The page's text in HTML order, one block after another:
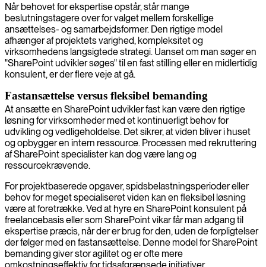
Når behovet for ekspertise opstår, står mange
beslutningstagere over for valget mellem forskellige
ansættelses- og samarbejdsformer. Den rigtige model
afhænger af projektets varighed, kompleksitet og
virksomhedens langsigtede strategi. Uanset om man søger en
"SharePoint udvikler søges" til en fast stilling eller en midlertidig
konsulent, er der flere veje at gå.
Fastansættelse versus fleksibel bemanding
At ansætte en SharePoint udvikler fast kan være den rigtige
løsning for virksomheder med et kontinuerligt behov for
udvikling og vedligeholdelse. Det sikrer, at viden bliver i huset
og opbygger en intern ressource. Processen med rekruttering
af SharePoint specialister kan dog være lang og
ressourcekrævende.
For projektbaserede opgaver, spidsbelastningsperioder eller
behov for meget specialiseret viden kan en fleksibel løsning
være at foretrække. Ved at hyre en SharePoint konsulent på
freelancebasis eller som SharePoint vikar får man adgang til
ekspertise præcis, når der er brug for den, uden de forpligtelser
der følger med en fastansættelse. Denne model for SharePoint
bemanding giver stor agilitet og er ofte mere
omkostningseffektiv for tidsafgrænsede initiativer.